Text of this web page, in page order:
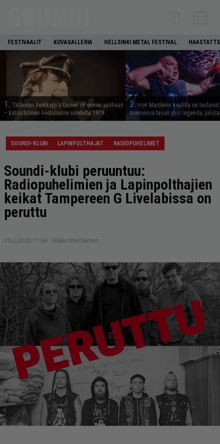
FESTIVAALIT KUVAGALLERIA HELLSINKI METAL FESTIVAL
1. Tällainen keikkajyrä Queen oli ennen vanhaan
– katso tulinen livetallenne vuodelta 1979
2. Iron Maidenin keulilla on laulanut
mennessä tasan yksi legenda,
SOUNDI-KLUBI LAPINPOLTHAJAT RADIOPUHELIMET
Soundi-klubi peruuntuu:
Radiopuhelimien ja Lapinpolthajien
keikat Tampereen G Livelabissa on
peruttu
25.2.2020 11:34 Mikko Meriläinen